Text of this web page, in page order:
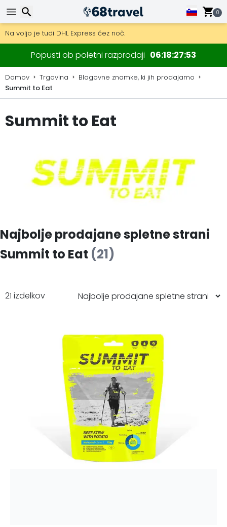
0
Pridobite brezplačno dostavo na naročila nad 149 €.
Na voljo je tudi DHL Express čez noč.
30 dni za vračilo, 90 dni za lesene zemljevide in dekoracije.
Popusti ob poletni razprodaji 06 18 27 52
Domov Trgovina
Blagovne znamke, ki jih prodajamo
Summit to Eat
Summit to Eat
Najbolje prodajane spletne strani
Summit to Eat (21)
21 izdelkov
Iskanje
Iskanje